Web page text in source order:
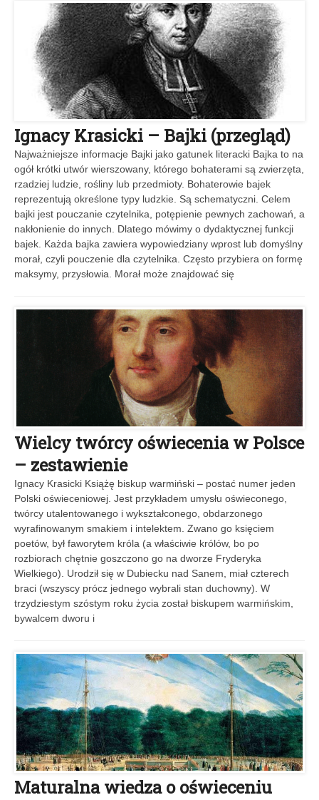
Ignacy Krasicki – Bajki (przegląd)
Najważniejsze informacje Bajki jako gatunek literacki Bajka to na
ogół krótki utwór wierszowany, którego bohaterami są zwierzęta,
rzadziej ludzie, rośliny lub przedmioty. Bohaterowie bajek
reprezentują określone typy ludzkie. Są schematyczni. Celem
bajki jest pouczanie czytelnika, potępienie pewnych zachowań, a
nakłonienie do innych. Dlatego mówimy o dydaktycznej funkcji
bajek. Każda bajka zawiera wypowiedziany wprost lub domyślny
morał, czyli pouczenie dla czytelnika. Często przybiera on formę
maksymy, przysłowia. Morał może znajdować się
Wielcy twórcy oświecenia w Polsce
– zestawienie
Ignacy Krasicki Książę biskup warmiński – postać numer jeden
Polski oświeceniowej. Jest przykładem umysłu oświeconego,
twórcy utalentowanego i wykształconego, obdarzonego
wyrafinowanym smakiem i intelektem. Zwano go księciem
poetów, był faworytem króla (a właściwie królów, bo po
rozbiorach chętnie goszczono go na dworze Fryderyka
Wielkiego). Urodził się w Dubiecku nad Sanem, miał czterech
braci (wszyscy prócz jednego wybrali stan duchowny). W
trzydziestym szóstym roku życia został biskupem warmińskim,
bywalcem dworu i
Maturalna wiedza o oświeceniu